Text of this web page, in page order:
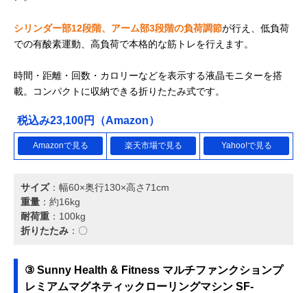
シリンダー部12段階、アーム部3段階の負荷調節が行え、低負荷
での有酸素運動、高負荷で本格的な筋トレを行えます。
時間・距離・回数・カロリーなどを表示する液晶モニターを搭
載。コンパクトに収納できる折りたたみ式です。
税込み23,100円（Amazon）
Amazonで見る 楽天市場で見る Yahoo!で見る
サイズ：幅60×奥行130×高さ71cm
重量 ：約16kg
耐荷重 ：100kg
折りたたみ ：〇
③ Sunny Health & Fitness マルチファンクションプ
レミアムマグネティックローリングマシン SF-